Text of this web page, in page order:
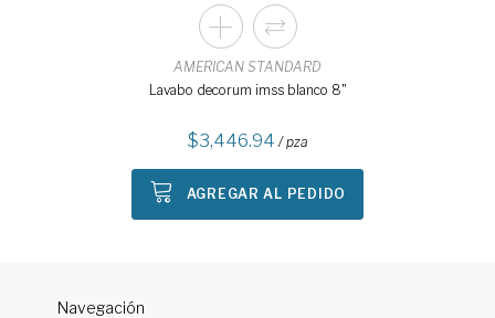
AMERICAN STANDARD
Lavabo decorum imss blanco 8"
3,446.94 / pza
AGREGAR AL PEDIDO
Navegación